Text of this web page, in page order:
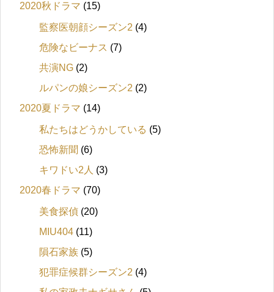
2020秋ドラマ (15)
監察医朝顔シーズン2 (4)
危険なビーナス (7)
共演NG (2)
ルパンの娘シーズン2 (2)
2020夏ドラマ (14)
私たちはどうかしている (5)
恐怖新聞 (6)
キワドい2人 (3)
2020春ドラマ (70)
美食探偵 (20)
MIU404 (11)
隕石家族 (5)
犯罪症候群シーズン2 (4)